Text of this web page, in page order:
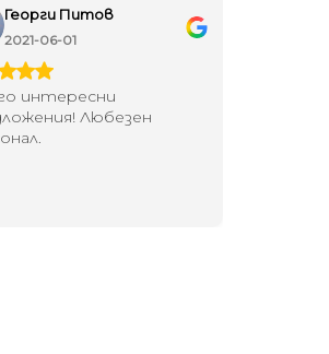
Георги Питов
2021-06-01
интересни
Любезен